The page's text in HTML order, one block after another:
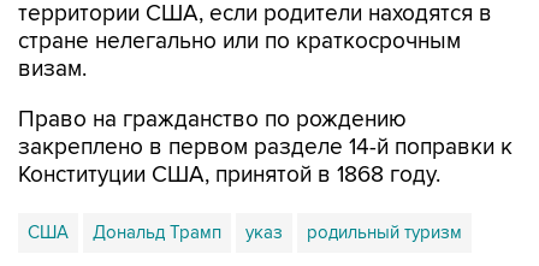
территории США, если родители находятся в
стране нелегально или по краткосрочным
визам.
Право на гражданство по рождению
закреплено в первом разделе 14-й поправки к
Конституции США, принятой в 1868 году.
США Дональд Трамп указ родильный туризм